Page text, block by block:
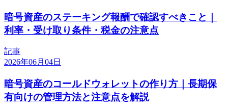
暗号資産のステーキング報酬で確認すべきこと｜
利率・受け取り条件・税金の注意点
記事
2026年06月04日
暗号資産のコールドウォレットの作り方｜長期保
有向けの管理方法と注意点を解説